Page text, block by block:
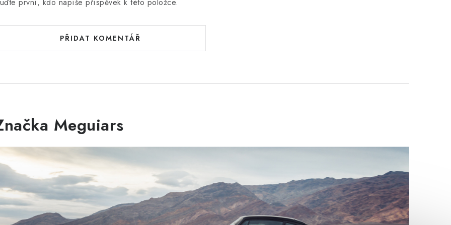
PŘIDAT KOMENTÁŘ
Meguiars